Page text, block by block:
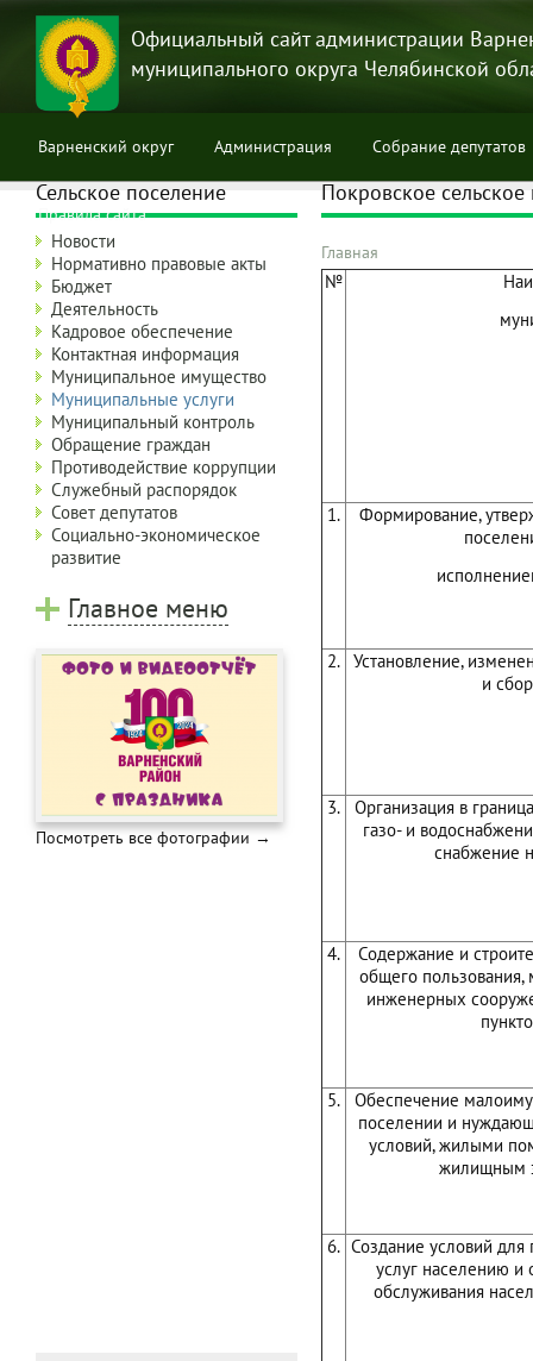
Перейти
основному
содержанию
Официальный сайт администрации
муниципального округа Челябинской
Варненский округ Администрация Собрание депутатов
Правила сайта
Покровское
Строка
Главная
№
1.
Формирование,
2. Установление,
и
3.
Организация в
газо- и
снабжение
4.
Содержание и
общего
инженерных
5.
Обеспечение
поселении и
условий, жилыми
жилищным
6. Создание условий для
услуг населению и
обслуживания
Сельское поселение
Новости
Нормативно правовые акты
Бюджет
Деятельность
Кадровое обеспечение
Контактная информация
Муниципальное имущество
Муниципальные услуги
Муниципальный контроль
Обращение граждан
Противодействие коррупции
Служебный распорядок
Совет депутатов
Социально-экономическое
развитие
Главное меню
Посмотреть все фотографии →